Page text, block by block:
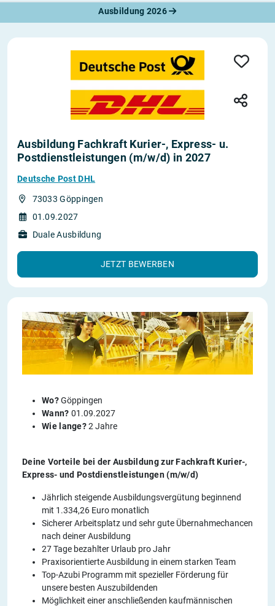
Ausbildung 2026
Ausbildung Fachkraft Kurier-, Express- u.
Postdienstleistungen (m/w/d) in 2027
Deutsche Post DHL
73033 Göppingen
01.09.2027
Duale Ausbildung
JETZT BEWERBEN
Wo?Göppingen
Wann? 01.09.2027
Wie lange?2 Jahre
Deine Vorteile bei der Ausbildung zur Fachkraft Kurier-,
Express- und Postdienstleistungen (m/w/d)
Jährlich steigende Ausbildungsvergütung beginnend
mit 1.334,26 Euro monatlich
Sicherer Arbeitsplatz und sehr gute Übernahmechancen
nach deiner Ausbildung
27 Tage bezahlter Urlaub pro Jahr
Praxisorientierte Ausbildung in einem starken Team
Top-Azubi Programm mit spezieller Förderung für
unsere besten Auszubildenden
Möglichkeit einer anschließenden kaufmännischen